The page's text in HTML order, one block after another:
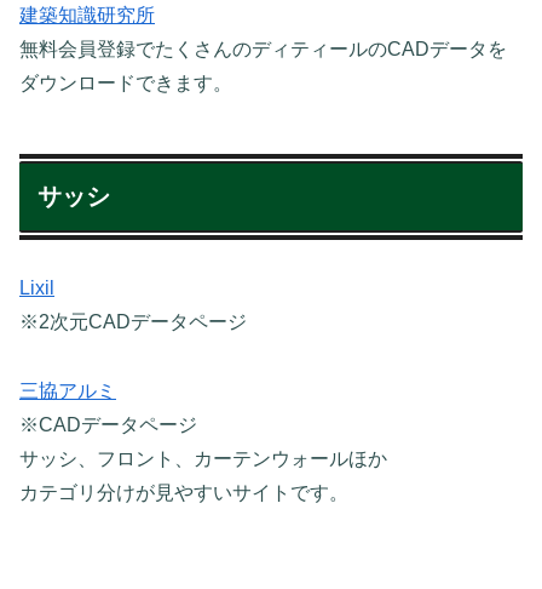
建築知識研究所
無料会員登録でたくさんのディティールのCADデータを
ダウンロードできます。
サッシ
Lixil
※2次元CADデータページ
三協アルミ
※CADデータページ
サッシ、フロント、カーテンウォールほか
カテゴリ分けが見やすいサイトです。